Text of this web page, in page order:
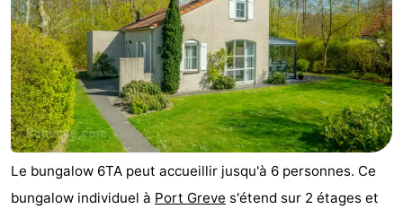
Oranjezon
Oostkapelle
-
Nature
de
Mantelingen
-
Domburg
-
Zoutelande
-
Vlissingen
-
Le bungalow 6TA peut accueillir jusqu'à 6 personnes. Ce
bungalow individuel à Port Greve s'étend sur 2 étages et